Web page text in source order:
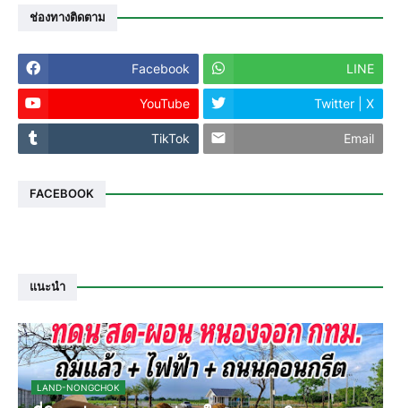
ช่องทางติดตาม
Facebook LINE
YouTube Twitter | X
TikTok Email
FACEBOOK
แนะนำ
LAND-NONGCHOK